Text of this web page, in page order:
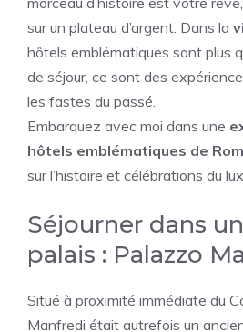
sur un plateau d’argent. Dans la
hôtels emblématiques sont plus
de séjour, ce sont des
les fastes du passé.
Embarquez avec moi dans une
hôtels emblématiques de
sur l’histoire et célébrations du
Séjourner dans
palais : Palazzo
Situé à proximité immédiate du
Manfredi était autrefois un